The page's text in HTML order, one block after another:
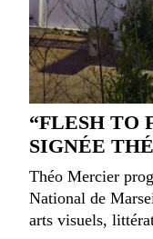
“FLESH TO
SIGNÉE
Théo Mercier
National de
arts visuels,